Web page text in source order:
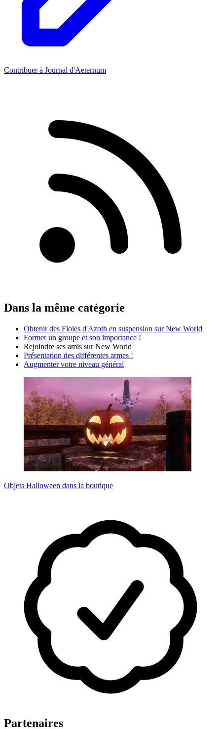
Contribuer à Journal d'Aeternum
Dans la même catégorie
Obtenir des Fioles d'Azoth en suspension sur New World
Former un groupe et son importance !
Rejoindre ses amis sur New World
Présentation des différentes armes !
Augmenter votre niveau général
Objets Halloween dans la boutique
Partenaires